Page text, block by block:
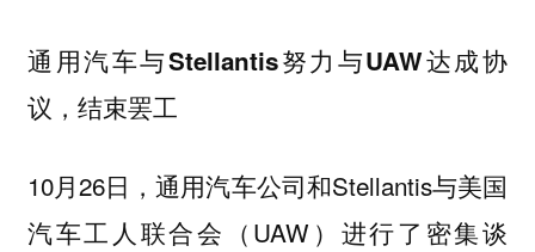
通用汽车与Stellantis努力与UAW达成协
议，结束罢工
10月26日，通用汽车公司和Stellantis与美国
汽车工人联合会（UAW）进行了密集谈